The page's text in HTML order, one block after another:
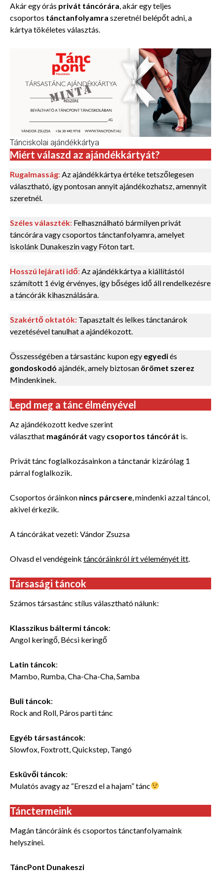
Akáregy órás privát táncórára akár egy teljes
csoportos tánctanfolyamra szeretnél belépőt adni, a
kártya tökéletes választás.
Tánciskolai ajándékkártya
Miért válaszd az ajándékkártyát?
Rugalmasság: Az ajándékkártya értéke tetszőlegesen
választható, így pontosan annyit ajándékozhatsz, amennyit
szeretnél.
Széles választék: Felhasználható bármilyen privát
táncórára vagy csoportos tánctanfolyamra, amelyet
iskolánk Dunakeszin vagy Fóton tart.
Hosszú lejárati idő: Az ajándékkártya a kiállítástól
számított 1 évig érvényes, így bőséges idő áll rendelkezésre
a táncórák kihasználására.
Szakértő oktatók: Tapasztalt és lelkes tánctanárok
vezetésével tanulhat a ajándékozott.
Összességében a társastánc kupon egy egyediés
gondoskodó ajándék, amely biztosan örömet szerez
Mindenkinek.
Lepd meg a tánc élményével
Az ajándékozott kedve szerint
választhat magánórát vagy csoportos táncórát is.
Privát tánc foglalkozásainkon a tánctanár kizárólag 1
párral foglalkozik.
Csoportos óráinkon nincs párcsere , mindenki azzal táncol,
akivel érkezik.
A táncórákat vezeti: Vándor Zsuzsa
Olvasd el vendégeink táncóráinkról írt véleményét itt
Társasági táncok
Számos társastánc stílus választható nálunk:
Klasszikus báltermi táncok:
Angol keringő, Bécsi keringő
Latin táncok:
Mambo, Rumba, Cha-Cha-Cha, Samba
Buli táncok:
Rock and Roll, Páros parti tánc
Egyéb társastáncok:
Slowfox, Foxtrott, Quickstep, Tangó
Esküvői táncok:
Mulatós avagy az “Ereszd el a hajam” tánc
Tánctermeink
Magán táncóráink és csoportos tánctanfolyamaink
helyszínei.
TáncPont Dunakeszi